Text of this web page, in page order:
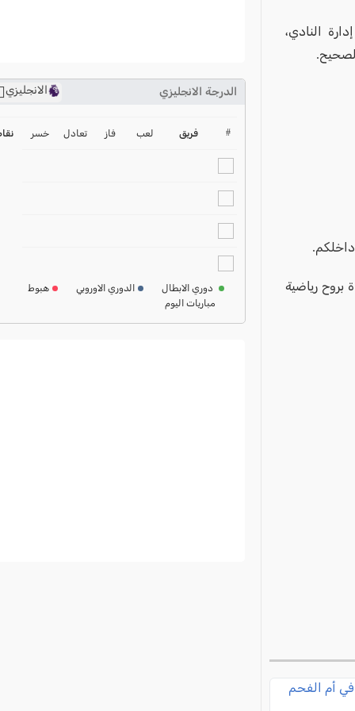
النادي،
داخلكم.
بروح رياضية
الدرجة الانجليزي
الانجليزي
2024-2025
ترتيب الدوري الايطالي
2024-2025
# فريق لعب فاز تعادل خسر
دوري الابطال الدوري الاوروبي
هبوط
مباريات اليوم